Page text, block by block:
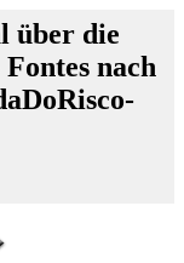
über die
nach